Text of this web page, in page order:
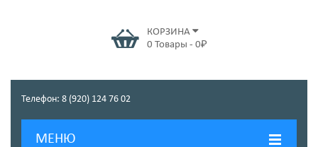
КОРЗИНА
0 Товары - 0₽
Телефон: 8 (920) 124 76 02
МЕНЮ